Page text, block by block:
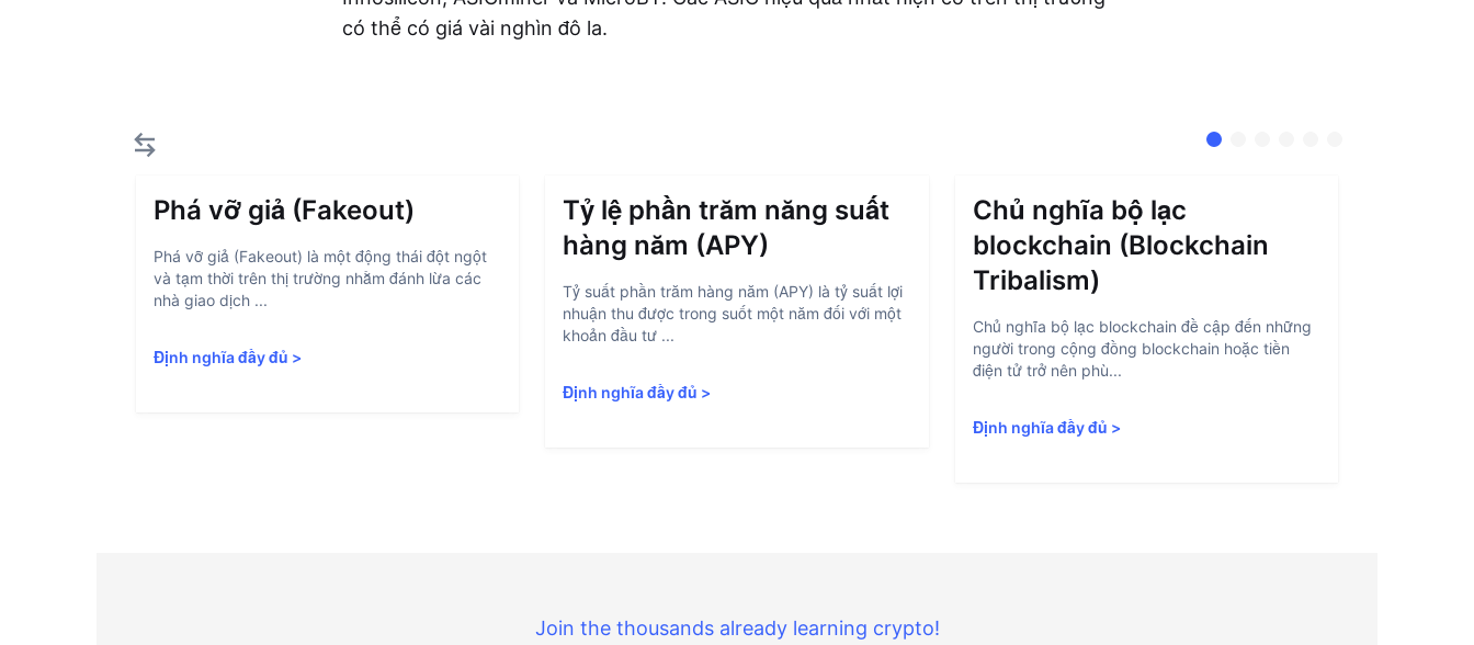
có thể có giá vài nghìn đô la.
Phá vỡ giả (Fakeout)
Phá vỡ giả (Fakeout) là một động thái đột ngột
và tạm thời trên thị trường nhằm đánh lừa các
nhà giao dịch ...
Định nghĩa đầy đủ >
Tỷ lệ phần trăm năng suất
hàng năm (APY)
Tỷ suất phần trăm hàng năm (APY) là tỷ suất lợi
nhuận thu được trong suốt một năm đối với một
khoản đầu tư ...
Định nghĩa đầy đủ >
Chủ nghĩa bộ lạc
blockchain (Blockchain
Tribalism)
Chủ nghĩa bộ lạc blockchain đề cập đến những
người trong cộng đồng blockchain hoặc tiền
điện tử trở nên phù...
Định nghĩa đầy đủ >
Join the thousands already learning crypto!